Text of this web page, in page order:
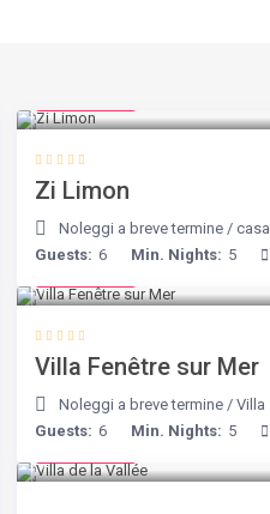
Zi Limon
Noleggi a breve termine /casa
Guests: 6 Min. Nights: 5
Villa Fenêtre sur Mer
Noleggi a breve termine /Villa
Guests: 6 Min. Nights: 5